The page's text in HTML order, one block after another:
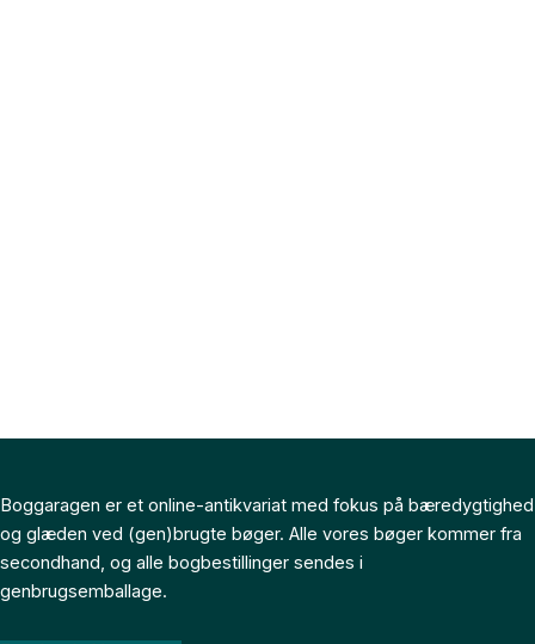
Boggaragen er et online-antikvariat med fokus på bæredygtighed
og glæden ved (gen)brugte bøger. Alle vores bøger kommer fra
secondhand, og alle bogbestillinger sendes i
genbrugsemballage.